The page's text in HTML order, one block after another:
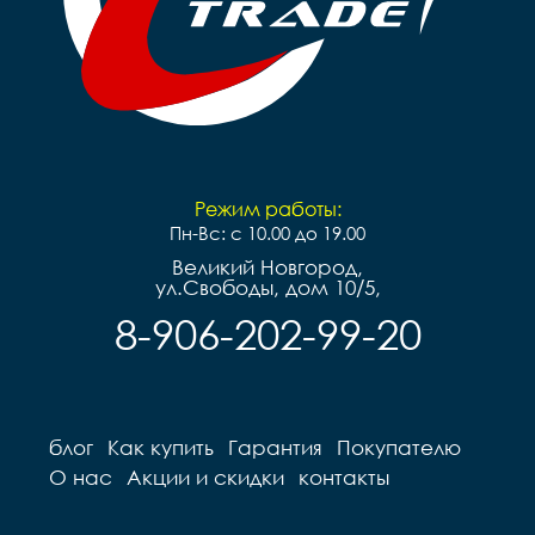
Режим работы:
Пн-Вс: с 10.00 до 19.00
Великий Новгород,
ул.Свободы, дом 10/5,
8-906-202-99-20
блог Как купить Гарантия
Покупателю
О нас
Акции и скидки контакты